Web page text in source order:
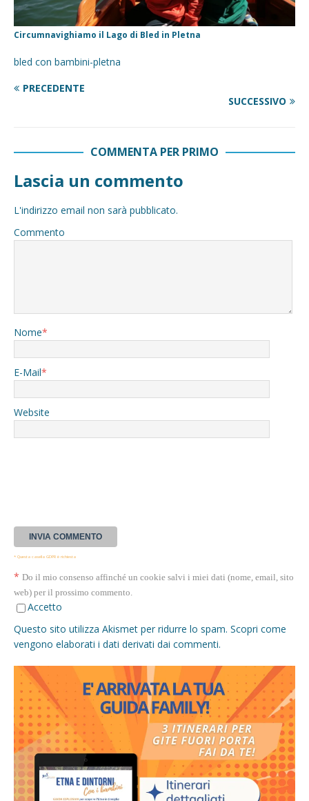
Circumnavighiamo il Lago di Bled in Pletna
bled con bambini-pletna
PRECEDENTE
SUCCESSIVO
COMMENTA PER PRIMO
Lascia un commento
L'indirizzo email non sarà pubblicato.
Commento
Nome*
E-Mail*
Website
* Questa casella GDPR è richiesta
* Do il mio consenso affinché un cookie salvi i miei dati (nome, email, sito
web) per il prossimo commento.
Accetto
Questo sito utilizza Akismet per ridurre lo spam. Scopri come
vengono elaborati i dati derivati dai commenti.